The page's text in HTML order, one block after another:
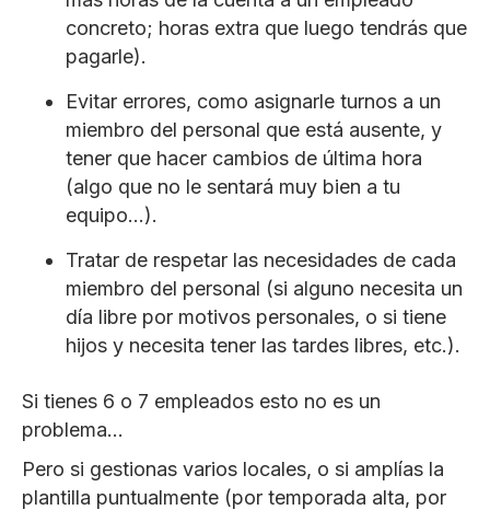
concreto; horas extra que luego tendrás que
pagarle).
Evitar errores, como asignarle turnos a un
miembro del personal que está ausente, y
tener que hacer cambios de última hora
(algo que no le sentará muy bien a tu
equipo…).
Tratar de respetar las necesidades de cada
miembro del personal (si alguno necesita un
día libre por motivos personales, o si tiene
hijos y necesita tener las tardes libres, etc.).
Si tienes 6 o 7 empleados esto no es un
problema…
Pero si gestionas varios locales, o si amplías la
plantilla puntualmente (por temporada alta, por